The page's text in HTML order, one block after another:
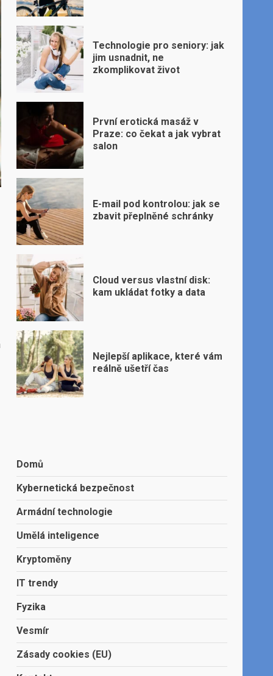
Technologie pro seniory: jak
jim usnadnit, ne
zkomplikovat život
První erotická masáž v
Praze: co čekat a jak vybrat
salon
E-mail pod kontrolou: jak se
zbavit přeplněné schránky
Cloud versus vlastní disk:
kam ukládat fotky a data
Nejlepší aplikace, které vám
reálně ušetří čas
Domů
Kybernetická bezpečnost
Armádní technologie
Umělá inteligence
Kryptoměny
IT trendy
Fyzika
Vesmír
Zásady cookies (EU)